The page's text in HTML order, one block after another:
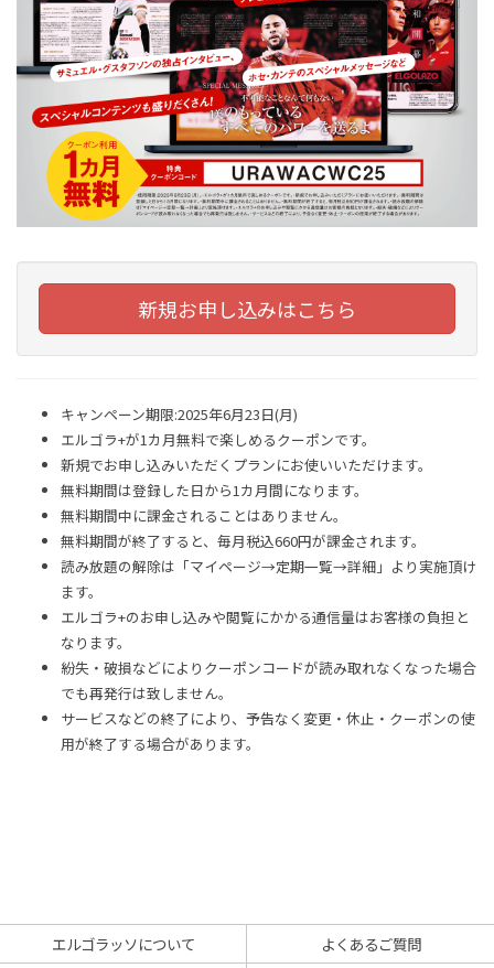
新規お申し込みはこちら
キャンペーン期限:2025年6月23日(月)
エルゴラ+が1カ月無料で楽しめるクーポンです。
新規でお申し込みいただくプランにお使いいただけます。
無料期間は登録した日から1カ月間になります。
無料期間中に課金されることはありません。
無料期間が終了すると、毎月税込660円が課金されます。
読み放題の解除は「マイページ→定期一覧→詳細」より実施頂け
ます。
エルゴラ+のお申し込みや閲覧にかかる通信量はお客様の負担と
なります。
紛失・破損などによりクーポンコードが読み取れなくなった場合
でも再発行は致しません。
サービスなどの終了により、予告なく変更・休止・クーポンの使
用が終了する場合があります。
エルゴラッソについて よくあるご質問